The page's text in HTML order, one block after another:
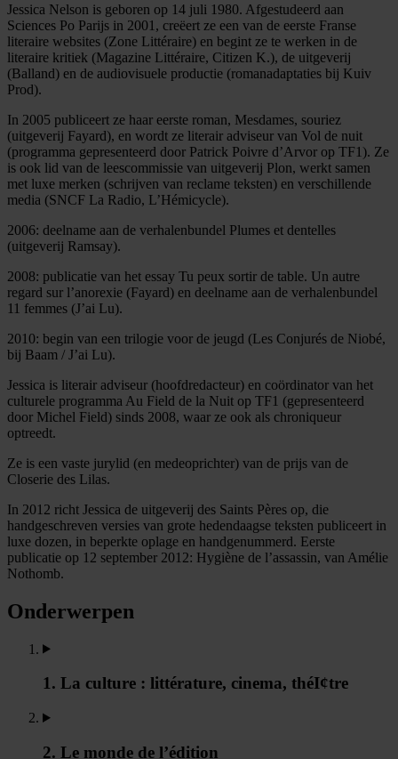
Jessica Nelson is geboren op 14 juli 1980. Afgestudeerd aan
Sciences Po Parijs in 2001, creëert ze een van de eerste Franse
literaire websites (Zone Littéraire) en begint ze te werken in de
literaire kritiek (Magazine Littéraire, Citizen K.), de uitgeverij
(Balland) en de audiovisuele productie (romanadaptaties bij Kuiv
Prod).
In 2005 publiceert ze haar eerste roman, Mesdames, souriez
(uitgeverij Fayard), en wordt ze literair adviseur van Vol de nuit
(programma gepresenteerd door Patrick Poivre d’Arvor op TF1). Ze
is ook lid van de leescommissie van uitgeverij Plon, werkt samen
met luxe merken (schrijven van reclame teksten) en verschillende
media (SNCF La Radio, L’Hémicycle).
2006: deelname aan de verhalenbundel Plumes et dentelles
(uitgeverij Ramsay).
2008: publicatie van het essay Tu peux sortir de table. Un autre
regard sur l’anorexie (Fayard) en deelname aan de verhalenbundel
11 femmes (J’ai Lu).
2010: begin van een trilogie voor de jeugd (Les Conjurés de Niobé,
bij Baam / J’ai Lu).
Jessica is literair adviseur (hoofdredacteur) en coördinator van het
culturele programma Au Field de la Nuit op TF1 (gepresenteerd
door Michel Field) sinds 2008, waar ze ook als chroniqueur
optreedt.
Ze is een vaste jurylid (en medeoprichter) van de prijs van de
Closerie des Lilas.
In 2012 richt Jessica de uitgeverij des Saints Pères op, die
handgeschreven versies van grote hedendaagse teksten publiceert in
luxe dozen, in beperkte oplage en handgenummerd. Eerste
publicatie op 12 september 2012: Hygiène de l’assassin, van Amélie
Nothomb.
Onderwerpen
1. La culture : littérature, cinema, théI¢tre
2. Le monde de l’édition